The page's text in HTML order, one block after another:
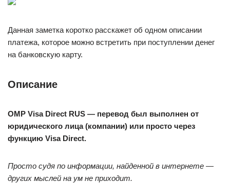
Данная заметка коротко расскажет об одном описании
платежа, которое можно встретить при поступлении денег
на банковскую карту.
Описание
OMP Visa Direct RUS — перевод был выполнен от
юридического лица (компании) или просто через
функцию Visa Direct.
Просто судя по информации, найденной в интернете —
других мыслей на ум не приходит.